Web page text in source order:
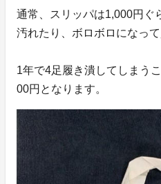
通常、スリッパは1,000円ぐ
汚れたり、ボロボロになって
1年で4足履き潰してしまう
00円となります。